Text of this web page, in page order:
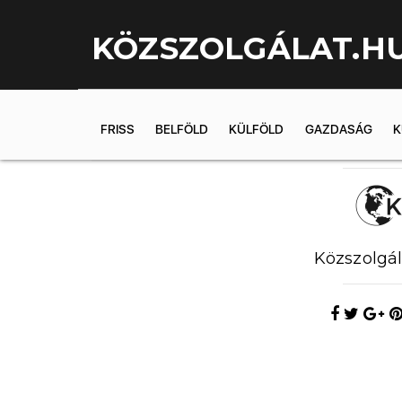
FRISS BELFÖLD KÜLFÖLD GAZDASÁG